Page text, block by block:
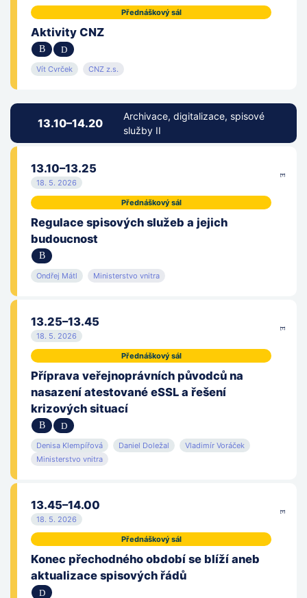
Přednáškový sál
Aktivity CNZ
Vít Cvrček CNZ z.s.
13.10–14.20
Archivace, digitalizace, spisové
služby II
13.10–13.25
18. 5. 2026
Přednáškový sál
Regulace spisových služeb a jejich
budoucnost
Ondřej Mátl Ministerstvo vnitra
13.25–13.45
18. 5. 2026
Přednáškový sál
Příprava veřejnoprávních původců na
nasazení atestované eSSL a řešení
krizových situací
Denisa Klempířová Daniel Doležal
Vladimír Voráček
Ministerstvo vnitra
13.45–14.00
18. 5. 2026
Přednáškový sál
Konec přechodného období se blíží aneb
aktualizace spisových řádů